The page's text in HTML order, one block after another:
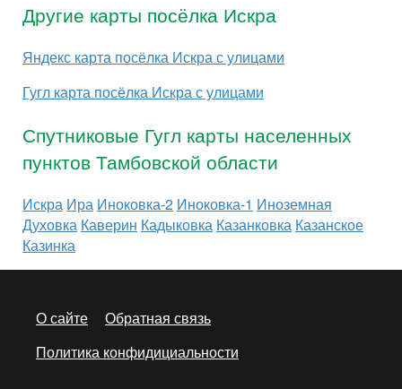
Другие карты посёлка Искра
Яндекс карта посёлка Искра с улицами
Гугл карта посёлка Искра с улицами
Спутниковые Гугл карты населенных
пунктов Тамбовской области
Искра Ира Иноковка-2 Иноковка-1 Иноземная
Духовка Каверин Кадыковка Казанковка Казанское
Казинка
О сайте
Обратная связь
Политика конфидициальности